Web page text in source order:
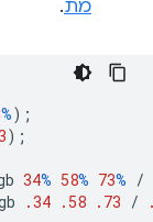
מת.
%);
);
34% 58% 73% /
.34 .58 .73 /